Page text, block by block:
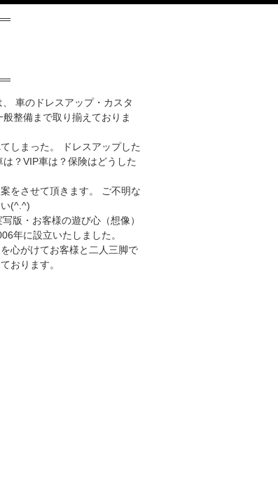
車のドレスアップ・カスタ
整備まで取り揃えておりま
しまった。 ドレスアップした
？VIP車は？保険はどうした
をさせて頂きます。 ご不明な
(^.^)
版・お客様の遊び心（想像）
年に設立いたしました。
心がけてお客様と二人三脚で
おります。